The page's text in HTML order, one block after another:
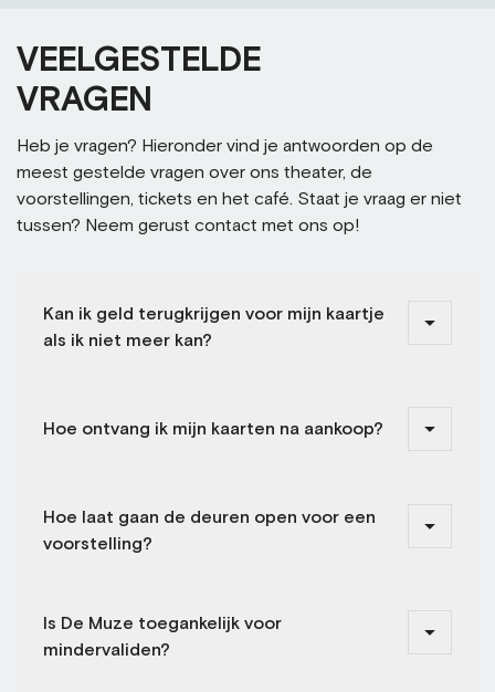
VEELGESTELDE
VRAGEN
Heb je vragen? Hieronder vind je antwoorden op de
meest gestelde vragen over ons theater, de
voorstellingen, tickets en het café. Staat je vraag er niet
tussen? Neem gerust contact met ons op!
Kan ik geld terugkrijgen voor mijn kaartje
als ik niet meer kan?
Hoe ontvang ik mijn kaarten na aankoop?
Hoe laat gaan de deuren open voor een
voorstelling?
Is De Muze toegankelijk voor
mindervaliden?